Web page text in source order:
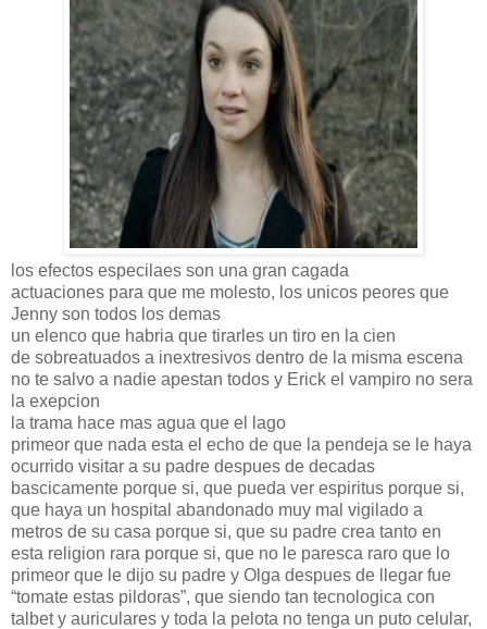
los efectos especilaes son una gran cagada
actuaciones para que me molesto, los unicos peores que
Jenny son todos los demas
un elenco que habria que tirarles un tiro en la cien
de sobreatuados a inextresivos dentro de la misma escena
no te salvo a nadie apestan todos y Erick el vampiro no sera
la exepcion
la trama hace mas agua que el lago
primeor que nada esta el echo de que la pendeja se le haya
ocurrido visitar a su padre despues de decadas
bascicamente porque si, que pueda ver espiritus porque si,
que haya un hospital abandonado muy mal vigilado a
metros de su casa porque si, que su padre crea tanto en
esta religion rara porque si, que no le paresca raro que lo
primeor que le dijo su padre y Olga despues de llegar fue
“tomate estas pildoras”, que siendo tan tecnologica con
talbet y auriculares y toda la pelota no tenga un puto celular,